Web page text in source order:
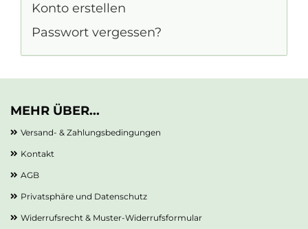
Konto erstellen
Passwort vergessen?
MEHR ÜBER...
Versand- & Zahlungsbedingungen
Kontakt
AGB
Privatsphäre und Datenschutz
Widerrufsrecht & Muster-Widerrufsformular